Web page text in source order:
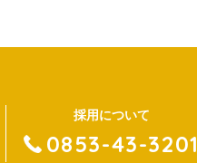
採用について
0853-43-3201